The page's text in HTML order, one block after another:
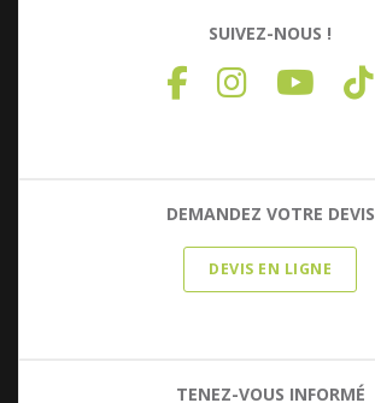
SUIVEZ-NOUS !
DEMANDEZ VOTRE DEVIS
DEVIS EN LIGNE
TENEZ-VOUS INFORMÉ